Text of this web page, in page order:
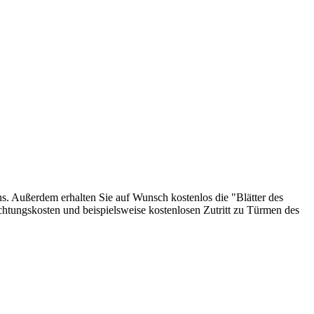
Außerdem erhalten Sie auf Wunsch kostenlos die "Blätter des
und beispielsweise kostenlosen Zutritt zu Türmen des